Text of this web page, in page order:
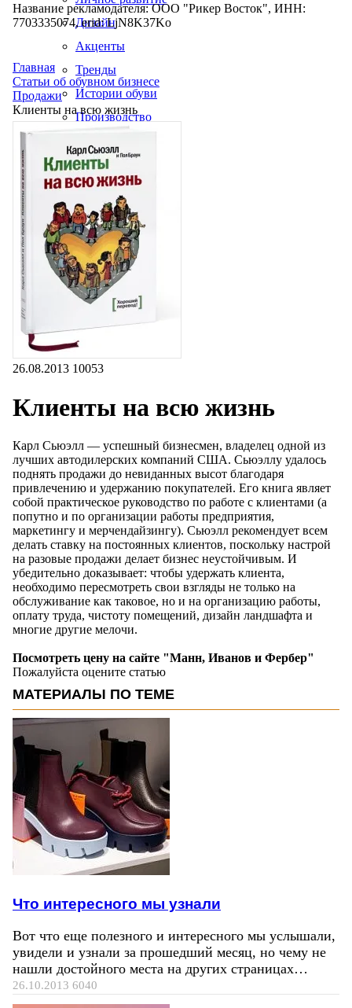
Дизайн
Акценты
Тренды
Истории обуви
Производство
Название рекламодателя: ООО "Рикер Восток", ИНН:
7703335074, erid: LjN8K37Ko
Главная
Статьи об обувном бизнесе
Продажи
Клиенты на всю жизнь
26.08.2013 10053
Клиенты на всю жизнь
Карл Сьюэлл — успешный бизнесмен, владелец одной из
лучших автодилерских компаний США. Сьюэллу удалось
поднять продажи до невиданных высот благодаря
привлечению и удержанию покупателей. Его книга являет
собой практическое руководство по работе с клиентами (а
попутно и по организации работы предприятия,
маркетингу и мерчендайзингу). Сьюэлл рекомендует всем
делать ставку на постоянных клиентов, поскольку настрой
на разовые продажи делает бизнес неустойчивым. И
убедительно доказывает: чтобы удержать клиента,
необходимо пересмотреть свои взгляды не только на
обслуживание как таковое, но и на организацию работы,
оплату труда, чистоту помещений, дизайн ландшафта и
многие другие мелочи.
Посмотреть цену на сайте "Манн, Иванов и Фербер"
Пожалуйста оцените статью
МАТЕРИАЛЫ ПО ТЕМЕ
Что интересного мы узнали
Вот что еще полезного и интересного мы услышали,
увидели и узнали за прошедший месяц, но чему не
нашли достойного места на других страницах…
26.10.2013 6040